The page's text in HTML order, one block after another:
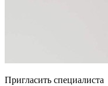
Пригласить специалиста